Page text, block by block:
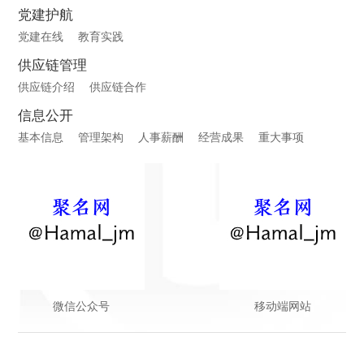
党建护航
党建在线 教育实践
供应链管理
供应链介绍 供应链合作
信息公开
基本信息 管理架构 人事薪酬 经营成果 重大事项
微信公众号 移动端网站